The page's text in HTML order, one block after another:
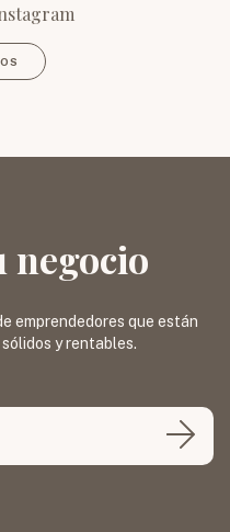
emprendedores que están
y rentables.